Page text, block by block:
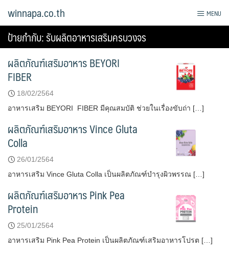
winnapa.co.th MENU
ป้ายกำกับ:รับผลิตอาหารเสริมครบวงจร
ผลิตภัณฑ์เสริมอาหาร BEYORI
FIBER
18/02/2564
อาหารเสริม BEYORI FIBER มีคุณสมบัติ ช่วยในเรื่องขับถ่า […]
ผลิตภัณฑ์เสริมอาหาร Vince Gluta
Colla
26/01/2564
อาหารเสริม Vince Gluta Colla เป็นผลิตภัณฑ์บำรุงผิวพรรณ […]
ผลิตภัณฑ์เสริมอาหาร Pink Pea
Protein
25/01/2564
อาหารเสริม Pink Pea Protein เป็นผลิตภัณฑ์เสริมอาหารโปรต […]